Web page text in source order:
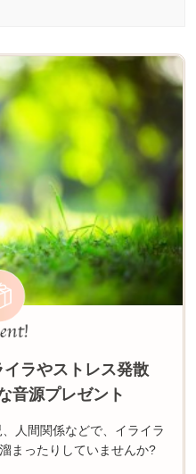
ラやストレス発散
音源プレゼント
人間関係などで、イライラ
まったりしていませんか?